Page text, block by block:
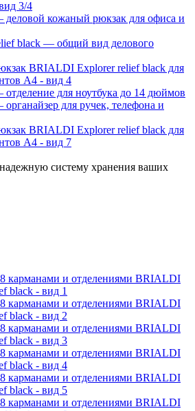
надежную систему хранения ваших